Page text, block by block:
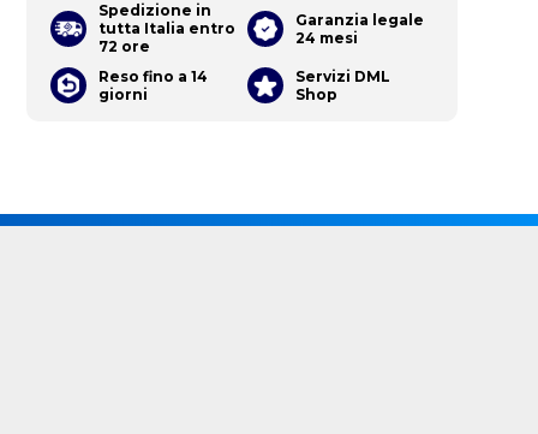
Spedizione in
tutta Italia entro
72 ore
Garanzia legale
24 mesi
Reso fino a 14
giorni
Servizi DML
Shop